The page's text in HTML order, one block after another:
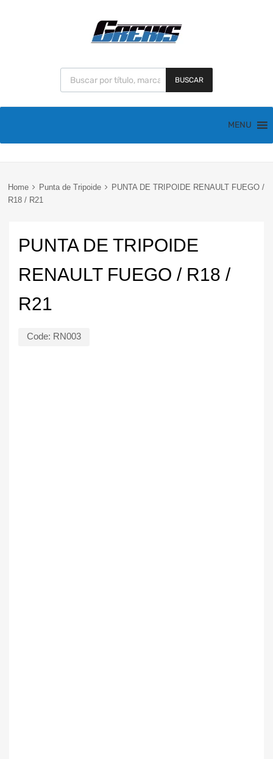
BUSCAR
MENU
Home Punta de Tripoide
PUNTA DE TRIPOIDE RENAULT FUEGO /
R18 / R21
PUNTA DE TRIPOIDE
RENAULT FUEGO / R18 /
R21
Code: RN003